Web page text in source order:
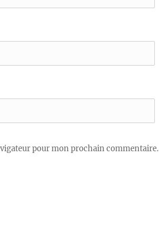
pour mon prochain commentaire.